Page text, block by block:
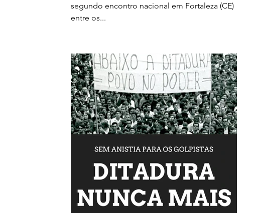
segundo encontro nacional em Fortaleza (CE)
entre os...